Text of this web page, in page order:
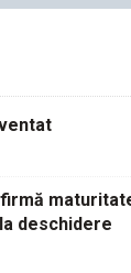
deschidere